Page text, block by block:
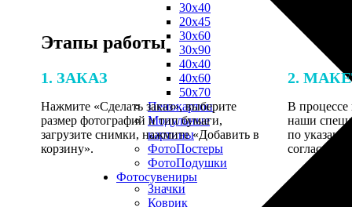
30х40
20х45
30х60
30х90
40х40
40х60
50х70
Пенокартон
Модульные
картины
ФотоПостеры
ФотоПодушки
Фотоcувениры
Значки
Коврик
Этапы работы
1. ЗАКАЗ
Нажмите «Сделать заказ», выберите
размер фотографий и тип бумаги,
загрузите снимки, нажмите «Добавить в
корзину».
2.
В процессе
наши
по